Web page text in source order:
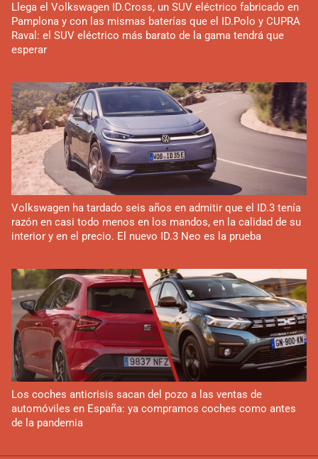
Llega el Volkswagen ID.Cross, un SUV eléctrico fabricado en
Pamplona y con las mismas baterías que el ID.Polo y CUPRA
Raval: el SUV eléctrico más barato de la gama tendrá que
esperar
Volkswagen ha tardado seis años en admitir que el ID.3 tenía
razón en casi todo menos en los mandos, en la calidad de su
interior y en el precio. El nuevo ID.3 Neo es la prueba
Los coches anticrisis sacan del pozo a las ventas de
automóviles en España: ya compramos coches como antes
de la pandemia